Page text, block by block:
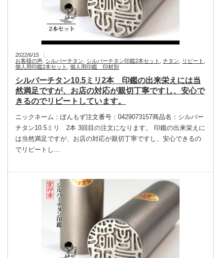
2022/6/15
お客様の声 シルバーチタン シルバーチタン印鑑2本セット チタン リピート
個人用印鑑2本セット
個人用印鑑 印材別
シルバーチタン10.5ミリ2本 印鑑の出来栄えには当
然満足ですが、お店の対応が親切丁寧ですし、安心で
きるのでリピートしています。
ニックネーム：ぽんもず注文番号：0429073157商品名：シルバー
チタン10.5ミリ 2本 3回目の注文になります。 印鑑の出来栄えに
は当然満足ですが、お店の対応が親切丁寧ですし、安心できるの
でリピートし…